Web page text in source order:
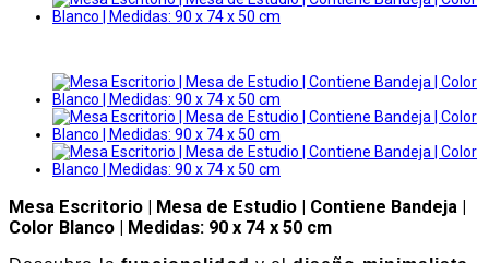
Mesa Escritorio | Mesa de Estudio | Contiene Bandeja |
Color Blanco | Medidas: 90 x 74 x 50 cm